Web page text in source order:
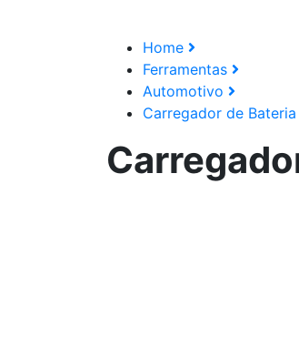
Home
Ferramentas
Automotivo
Carregador de Bateria